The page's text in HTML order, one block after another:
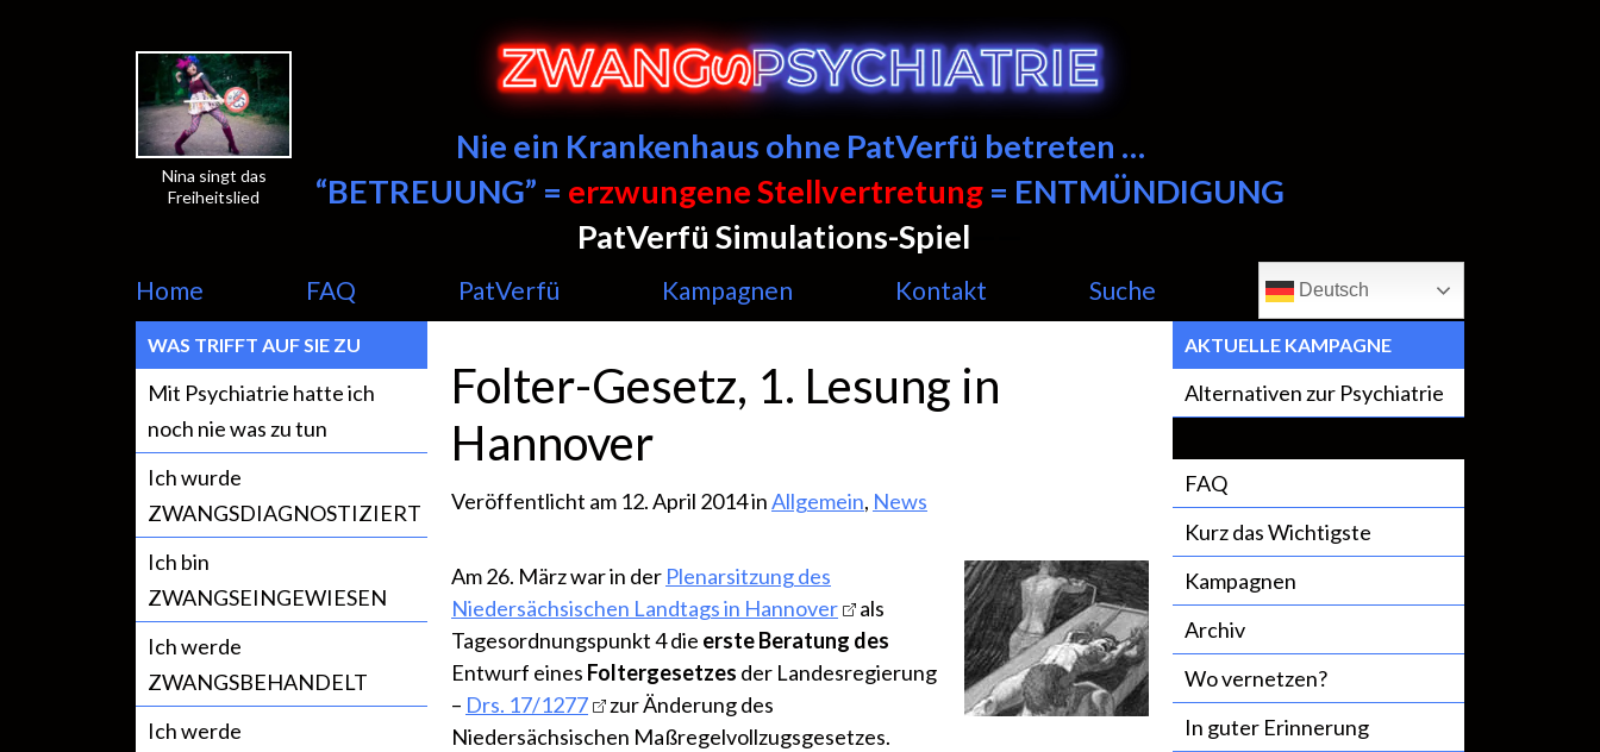
Nina singt das
Freiheitslied
Nie ein Krankenhaus ohne PatVerfü betreten …
“BETREUUNG” = erzwungene Stellvertretung = ENTMÜNDIGUNG
PatVerfü Simulations-Spiel
Home FAQ PatVerfü Kampagnen Kontakt Suche Deutsch
WAS TRIFFT AUF SIE ZU
Mit Psychiatrie hatte ich
noch nie was zu tun
Ich wurde
ZWANGSDIAGNOSTIZIERT
Ich bin
ZWANGSEINGEWIESEN
Ich werde
ZWANGSBEHANDELT
Ich werde
Folter-Gesetz, 1. Lesung in
Hannover
Veröffentlicht am 12. April 2014 inAllgemein, News
Am 26. März war in der Plenarsitzung des
Niedersächsischen Landtags in Hannover
als
Tagesordnungspunkt 4 die erste Beratung des
Entwurf eines Foltergesetzes der Landesregierung
– Drs. 17/1277
zur Änderung des
Niedersächsischen Maßregelvollzugsgesetzes.
AKTUELLE KAMPAGNE
Alternativen zur Psychiatrie
FAQ
Kurz das Wichtigste
Kampagnen
Archiv
Wo vernetzen?
In guter Erinnerung